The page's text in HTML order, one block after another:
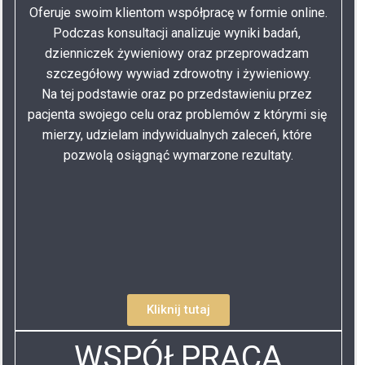
Oferuje swoim klientom współpracę w formie online.
Podczas konsultacji analizuje wyniki badań,
dzienniczek żywieniowy oraz przeprowadzam
szczegółowy wywiad zdrowotny i żywieniowy.
Na tej podstawie oraz po przedstawieniu przez
pacjenta swojego celu oraz problemów z którymi się
mierzy, udzielam indywidualnych zaleceń, które
pozwolą osiągnąć wymarzone rezultaty.
Kliknij tutaj